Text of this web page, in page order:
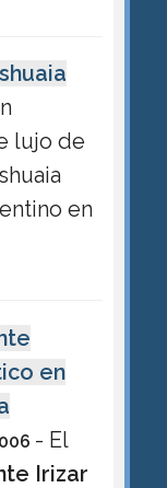
lujo de
en
en
- El
Irizar